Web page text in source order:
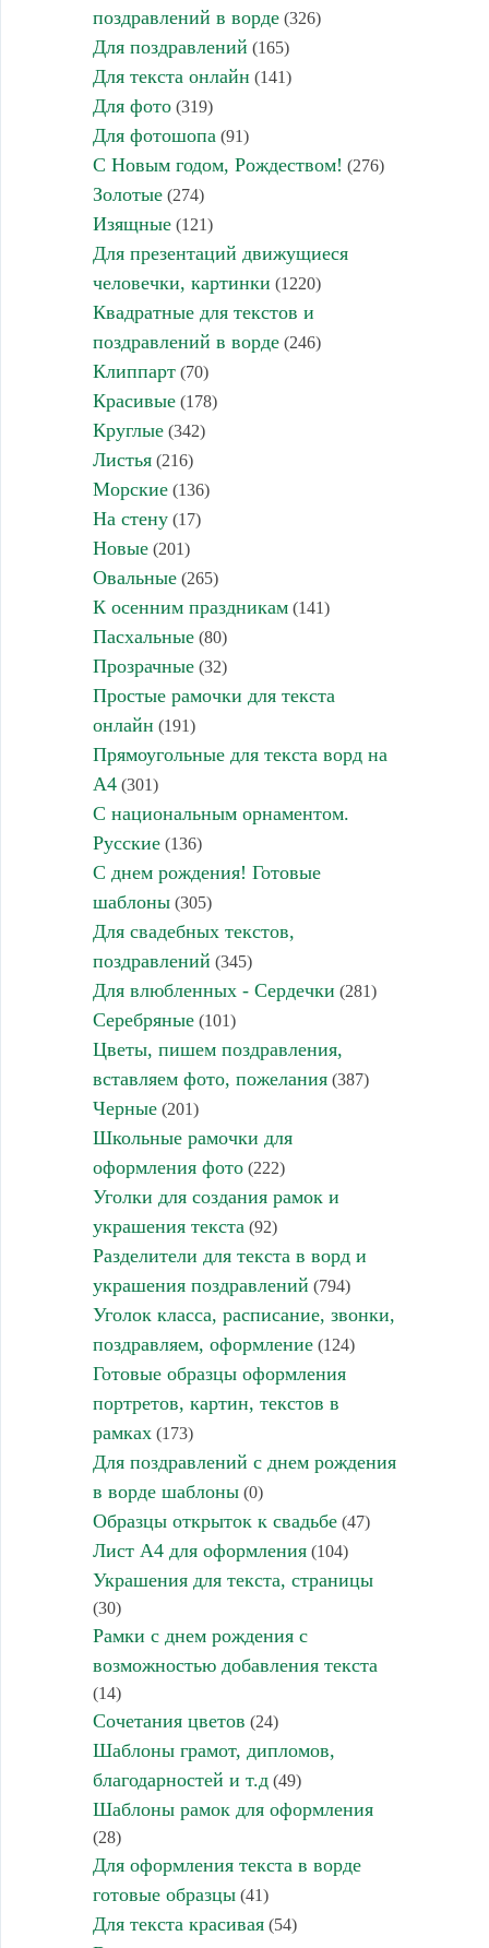
поздравлений в ворде(326)
Для поздравлений (165)
Для текста онлайн (141)
Для фото(319)
Для фотошопа (91)
С Новым годом, Рождеством! (276)
Золотые(274)
Изящные(121)
Для презентаций движущиеся
человечки, картинки (1220)
Квадратные для текстов и
поздравлений в ворде(246)
Клиппарт(70)
Красивые(178)
Круглые(342)
Листья(216)
Морские(136)
На стену(17)
Новые(201)
Овальные(265)
К осенним праздникам(141)
Пасхальные(80)
Прозрачные(32)
Простые рамочки для текста
онлайн (191)
Прямоугольные для текста ворд на
А4(301)
С национальным орнаментом.
Русские(136)
С днем рождения! Готовые
шаблоны(305)
Для свадебных текстов,
поздравлений (345)
Для влюбленных - Сердечки (281)
Серебряные(101)
Цветы, пишем поздравления,
вставляем фото, пожелания(387)
Черные(201)
Школьные рамочки для
оформления фото(222)
Уголки для создания рамок и
украшения текста (92)
Разделители для текста в ворд и
украшения поздравлений (794)
Уголок класса, расписание, звонки,
поздравляем, оформление(124)
Готовые образцы оформления
портретов, картин, текстов в
рамках(173)
Для поздравлений с днем рождения
в ворде шаблоны(0)
Образцы открыток к свадьбе(47)
Лист А4 для оформления(104)
Украшения для текста, страницы
(30)
Рамки с днем рождения с
возможностью добавления текста
(14)
Сочетания цветов (24)
Шаблоны грамот, дипломов,
благодарностей и т.д(49)
Шаблоны рамок для оформления
(28)
Для оформления текста в ворде
готовые образцы(41)
Для текста красивая(54)